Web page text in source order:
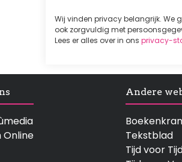
Wij vinden privacy belangrijk. We
ook zorgvuldig met
Lees er alles over in ons privacy-
Online
Andere
Tekstblad
Tijd voor